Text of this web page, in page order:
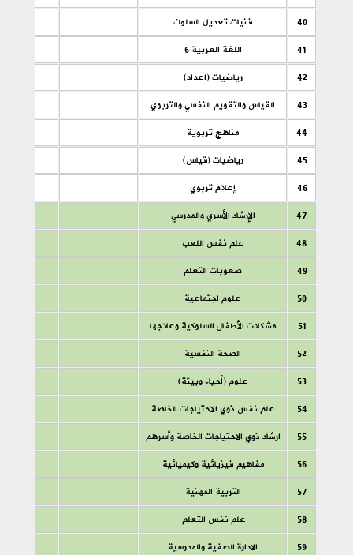
40
فنيات تعديل السلوك
41
اللغة العربية 6
42
رياضيات (اعداد)
43
القياس والتقويم النفسي والتربوي
44
مناهج تربوية
45
رياضيات (قياس)
46
إعلام تربوي
47
الإرشاد الأسري والمدرسي
48
علم نفس اللعب
49
صعوبات التعلم
50
علوم اجتماعية
51
مشكلات الأطفال السلوكية وعلاجها
52
الصحة النفسية
53
علوم (أحياء وبيئة)
54
علم نفس ذوي الاحتياجات الخاصة
55
ارشاد ذوي الاحتياجات الخاصة وأسرهم
56
مفاهيم فيزيائية وكيميائية
57
التربية المهنية
58
علم نفس التعلم
59
الادارة الصفية والمدرسية